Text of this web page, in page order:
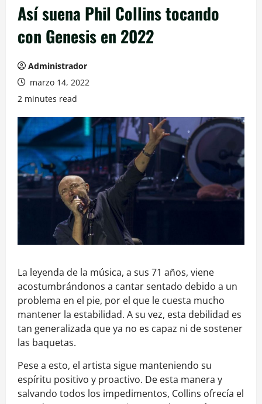
Así suena Phil Collins tocando
con Genesis en 2022
Administrador
marzo 14, 2022
2 minutes read
La leyenda de la música, a sus 71 años, viene
acostumbrándonos a cantar sentado debido a un
problema en el pie, por el que le cuesta mucho
mantener la estabilidad. A su vez, esta debilidad es
tan generalizada que ya no es capaz ni de sostener
las baquetas.
Pese a esto, el artista sigue manteniendo su
espíritu positivo y proactivo. De esta manera y
salvando todos los impedimentos, Collins ofrecía el